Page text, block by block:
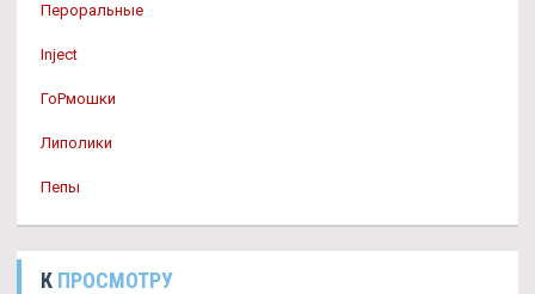
Пероральные
Inject
ГоРмошки
Липолики
Пепы
К ПРОСМОТРУ